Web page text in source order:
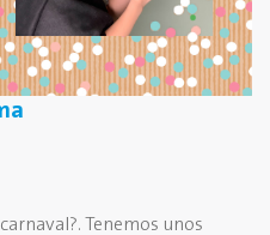
Tenemos unos